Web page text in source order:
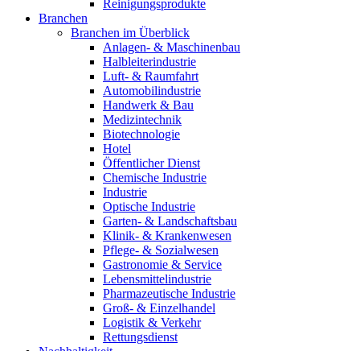
Reinigungsprodukte
Branchen
Branchen im Überblick
Anlagen- & Maschinenbau
Halbleiterindustrie
Luft- & Raumfahrt
Automobilindustrie
Handwerk & Bau
Medizintechnik
Biotechnologie
Hotel
Öffentlicher Dienst
Chemische Industrie
Industrie
Optische Industrie
Garten- & Landschaftsbau
Klinik- & Krankenwesen
Pflege- & Sozialwesen
Gastronomie & Service
Lebensmittelindustrie
Pharmazeutische Industrie
Groß- & Einzelhandel
Logistik & Verkehr
Rettungsdienst